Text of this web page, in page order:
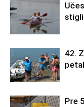
42.
Pre